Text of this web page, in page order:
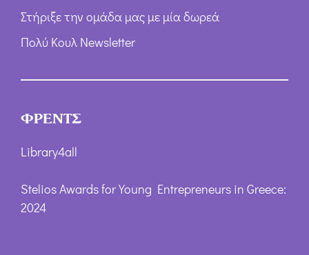
Στήριξε την ομάδα μας με μία δωρεά
Πολύ Κουλ Newsletter
ΦΡΕΝΤΣ
Library4all
Stelios Awards for Young Entrepreneurs in Greece:
2024